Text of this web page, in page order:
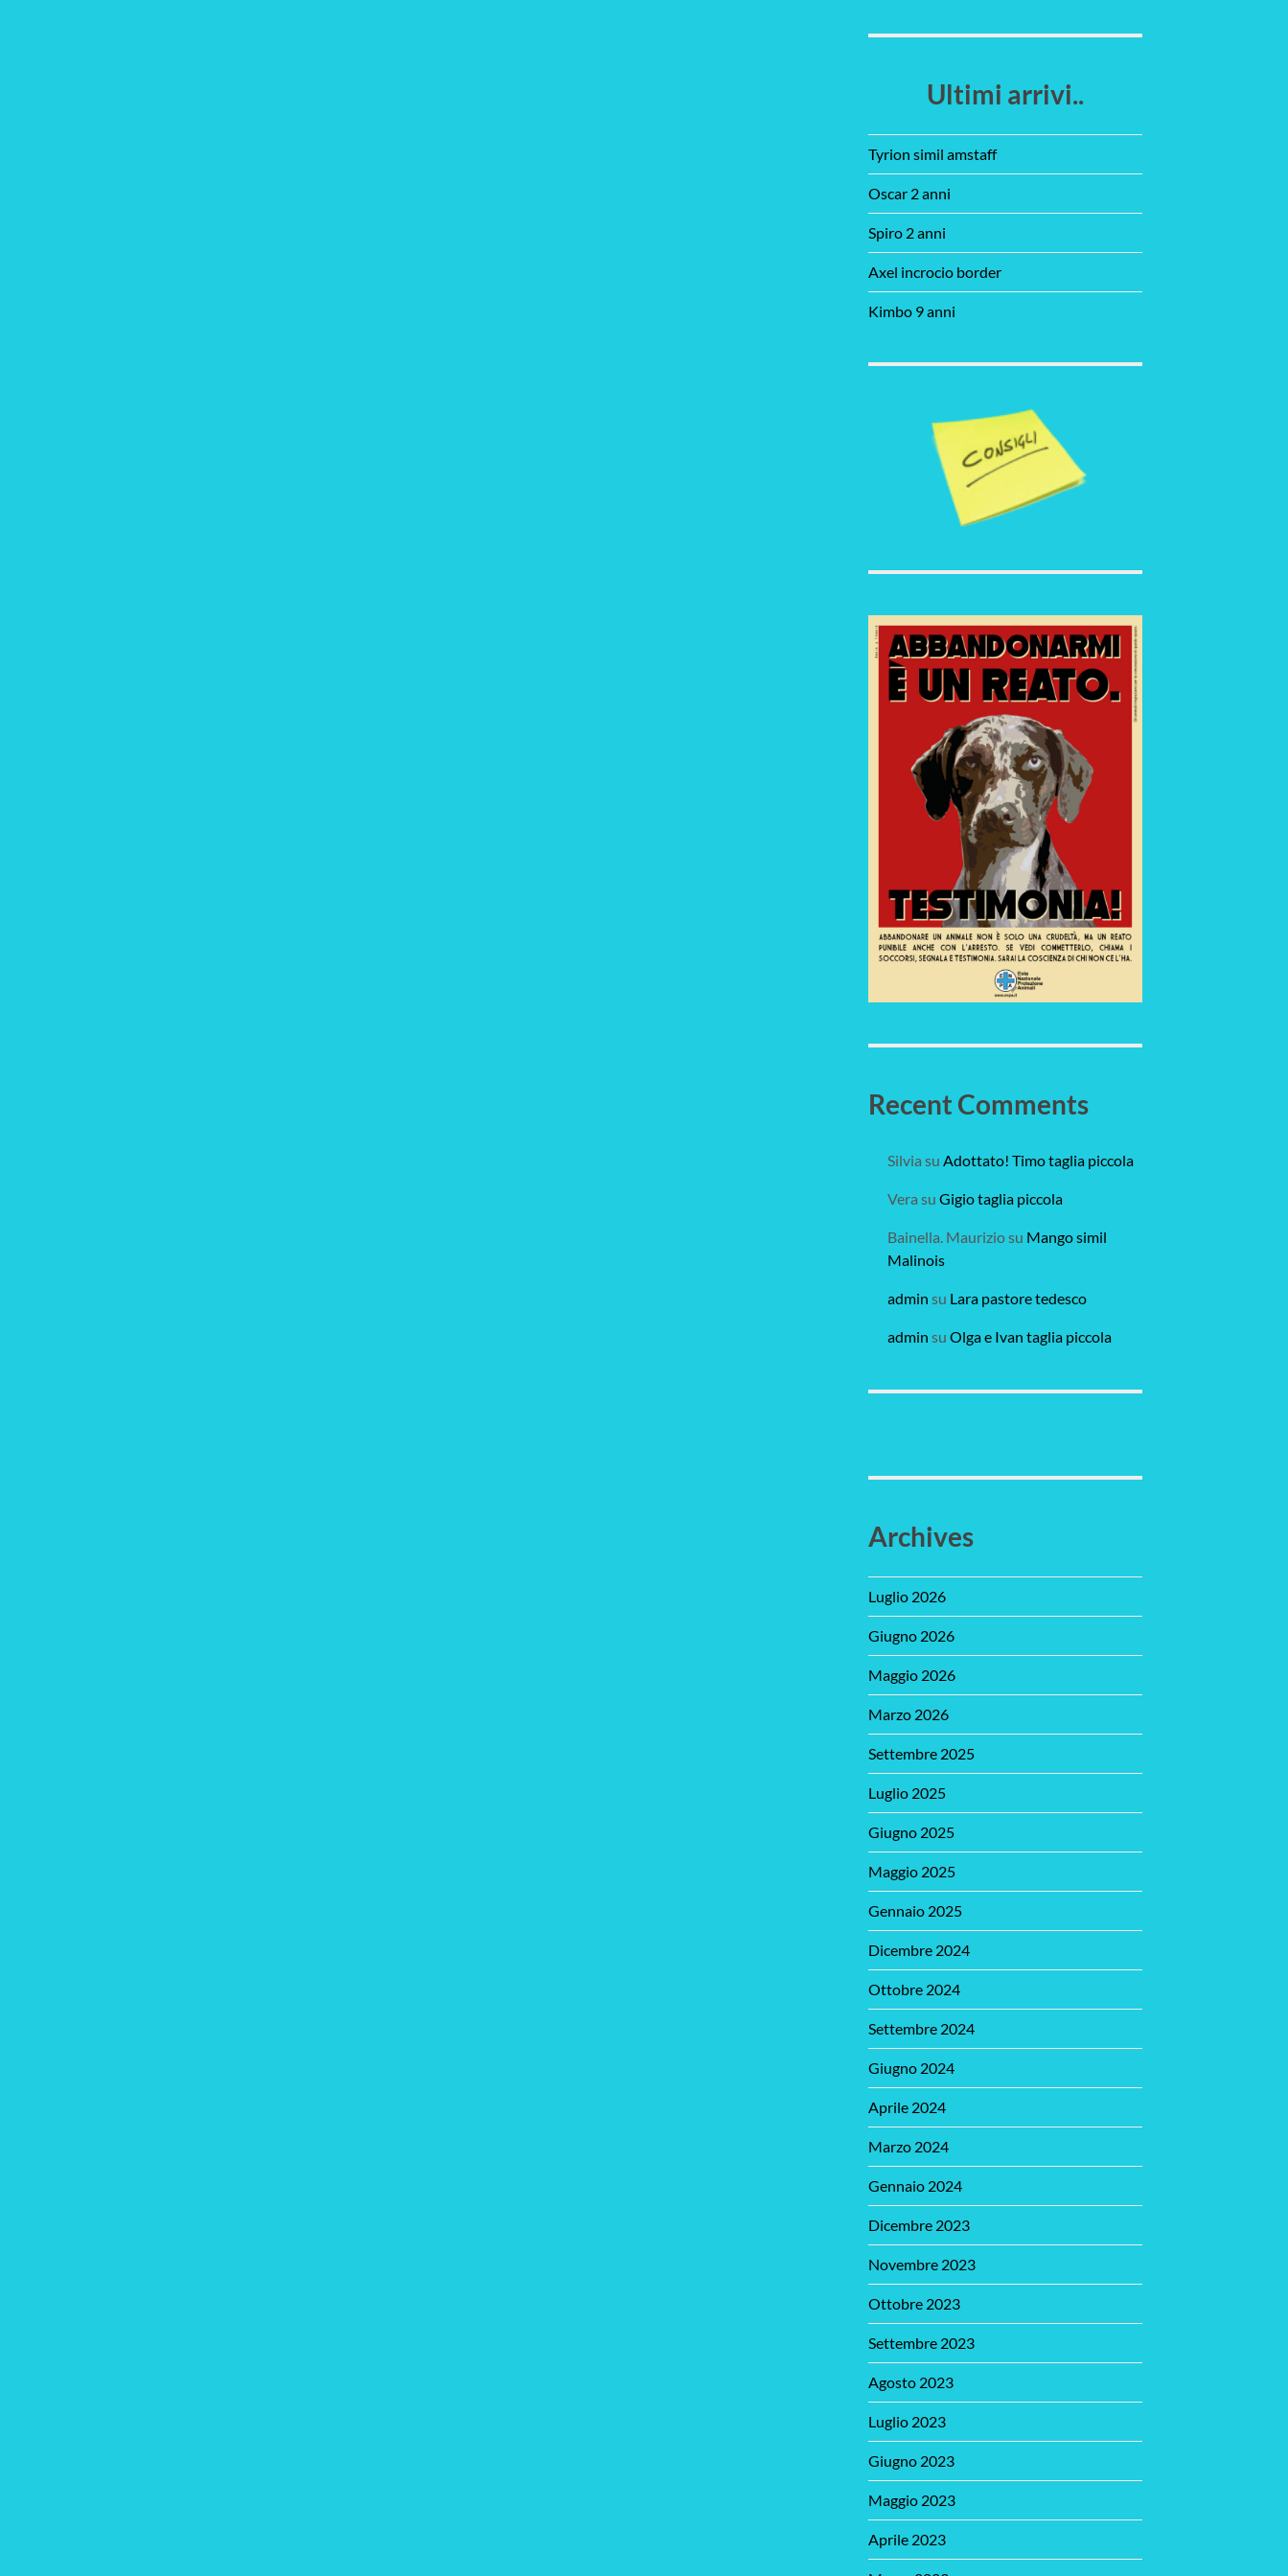
Ultimi arrivi..
Tyrion simil amstaff
Oscar 2 anni
Spiro 2 anni
Axel incrocio border
Kimbo 9 anni
Recent Comments
Silvia su Adottato! Timo taglia piccola
Vera su Gigio taglia piccola
Bainella. Mauriziosu Mango simil
Malinois
admin su Lara pastore tedesco
admin su Olga e Ivan taglia piccola
Archives
Luglio 2026
Giugno 2026
Maggio 2026
Marzo 2026
Settembre 2025
Luglio 2025
Giugno 2025
Maggio 2025
Gennaio 2025
Dicembre 2024
Ottobre 2024
Settembre 2024
Giugno 2024
Aprile 2024
Marzo 2024
Gennaio 2024
Dicembre 2023
Novembre 2023
Ottobre 2023
Settembre 2023
Agosto 2023
Luglio 2023
Giugno 2023
Maggio 2023
Aprile 2023